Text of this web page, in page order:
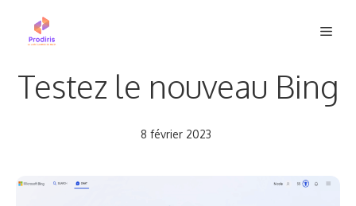
Testez le nouveau Bing
8 février 2023